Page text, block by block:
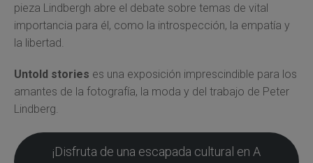
pieza Lindbergh abre el debate sobre temas de vital
importancia para él, como la introspección, la empatía y
la libertad.
Untold stories es una exposición imprescindible para los
amantes de la fotografía, la moda y del trabajo de Peter
Lindberg.
¡Disfruta de una escapada cultural en A